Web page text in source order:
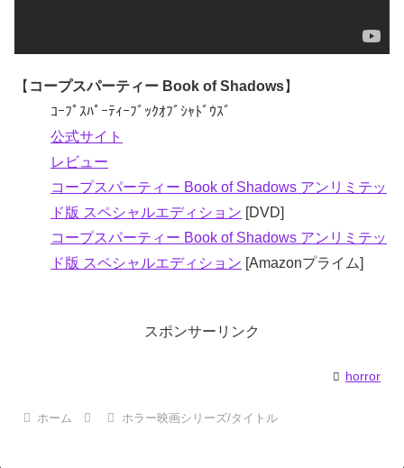
【 コープスパーティー Book of Shadows】
ｺｰﾌﾟｽﾊﾟｰﾃｨｰﾌﾞｯｸｵﾌﾞｼｬﾄﾞｳｽﾞ
公式サイト
レビュー
コープスパーティー Book of Shadows アンリミテッ
ド版 スペシャルエディション [DVD]
コープスパーティー Book of Shadows アンリミテッ
ド版 スペシャルエディション [Amazonプライム]
スポンサーリンク
horror
ホーム ホラー映画シリーズ/タイトル